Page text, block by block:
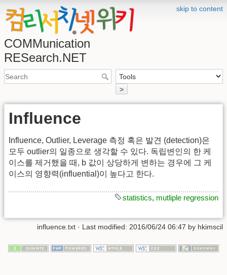
skip to content
COMMunication
RESearch.NET
>
Influence
Influence, Outlier, Leverage 측정 혹은 발견 (detection)은
모두 outlier의 일종으로 생각할 수 있다. 독립변인의 한 케
이스를 제거했을 때, b 값이 상당하게 변하는 경우에 그 케
이스의 영향력(influential)이 높다고 한다.
statistics, mutliple regression
influence.txt · Last modified: 2016/06/24 06:47 by hkimscil